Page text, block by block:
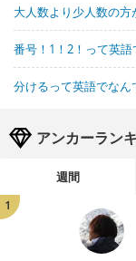
大人数より少人数の
番号！1！2！って英語
分けるって英語でなん
アンカーラン
週間
1